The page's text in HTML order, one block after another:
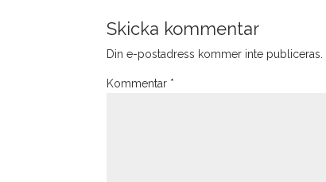
Skicka kommentar
Din e-postadress kommer inte publiceras.
Kommentar *